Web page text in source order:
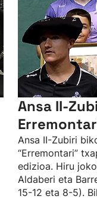
Ansa II-
Ansa II-Zubiri
“Erremontari”
edizioa. Hiru
Aldaberi eta
15-12 eta 8-5).